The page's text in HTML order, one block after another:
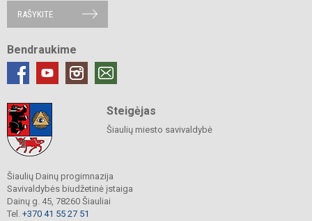
RAŠYKITE
Bendraukime
Steigėjas
Šiaulių miesto savivaldybė
Šiaulių Dainų progimnazija
Savivaldybės biudžetinė įstaiga
Dainų g. 45, 78260 Šiauliai
Tel. +370 41 55 27 51